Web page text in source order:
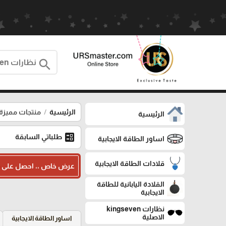
search
الرئيسية
اساور الطاقة الايجابية
قلادات الطاقة الايجابية
القلادة اليابانية للطاقة
الايجابية
نظارات kingseven
الاصلية
الرئيسية منتجات
ballot طلباتي السابقة
عرض خاص ،، احصل على خصم ١٠٪؜ اضافي عند شرائك
اساور الطاقة الايجابية